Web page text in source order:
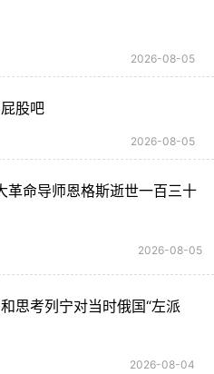
2026-08-05
股吧
2026-08-05
革命导师恩格斯逝世一百三十
2026-08-05
思考列宁对当时俄国“左派
2026-08-04